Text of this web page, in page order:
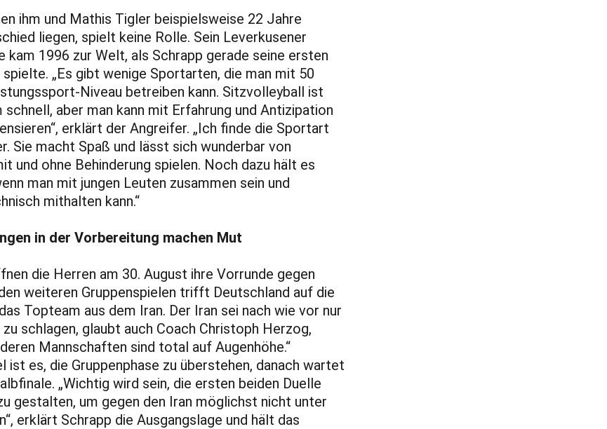
ihm und Mathis Tigler beispielsweise 22 Jahre
liegen, spielt keine Rolle. Sein Leverkusener
kam 1996 zur Welt, als Schrapp gerade seine ersten
spielte. „Es gibt wenige Sportarten, die man mit 50
Niveau betreiben kann. Sitzvolleyball ist
aber man kann mit Erfahrung und Antizipation
erklärt der Angreifer. „Ich finde die Sportart
Sie macht Spaß und lässt sich wunderbar von
und ohne Behinderung spielen. Noch dazu hält es
man mit jungen Leuten zusammen sein und
mithalten kann.“
in der Vorbereitung machen Mut
die Herren am 30. August ihre Vorrunde gegen
weiteren Gruppenspielen trifft Deutschland auf die
Topteam aus dem Iran. Der Iran sei nach wie vor nur
schlagen, glaubt auch Coach Christoph Herzog,
Mannschaften sind total auf Augenhöhe.“
ist es, die Gruppenphase zu überstehen, danach wartet
„Wichtig wird sein, die ersten beiden Duelle
gestalten, um gegen den Iran möglichst nicht unter
erklärt Schrapp die Ausgangslage und hält das